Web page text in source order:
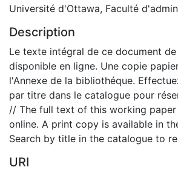
Université d'Ottawa, Faculté
Description
Le texte intégral de ce document
disponible en ligne. Une copie
l'Annexe de la bibliothéque.
par titre dans le catalogue pour
// The full text of this working
online. A print copy is available in
Search by title in the catalogue to
URI